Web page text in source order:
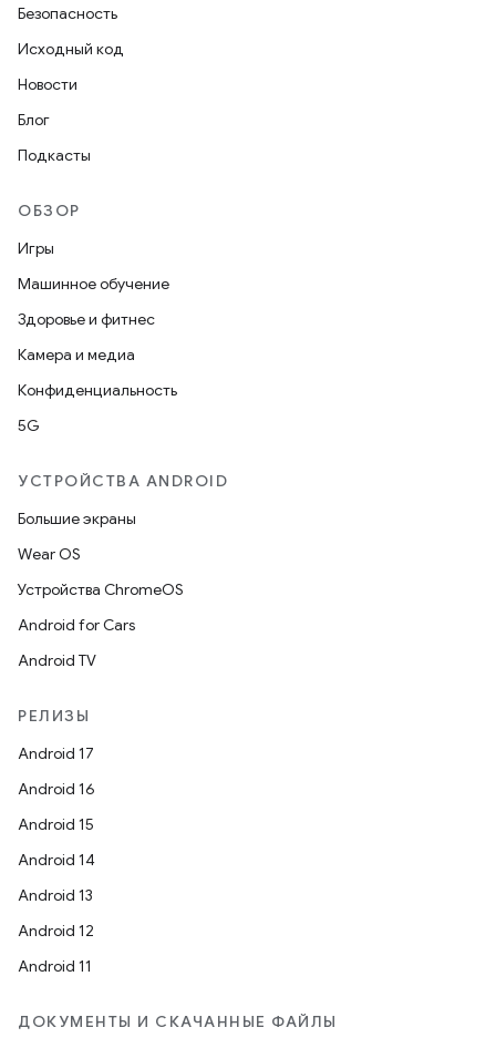
Безопасность
Исходный код
Новости
Блог
Подкасты
ОБЗОР
Игры
Машинное обучение
Здоровье и фитнес
Камера и медиа
Конфиденциальность
5G
УСТРОЙСТВА ANDROID
Большие экраны
Wear OS
Устройства ChromeOS
Android for Cars
Android TV
РЕЛИЗЫ
Android 17
Android 16
Android 15
Android 14
Android 13
Android 12
Android 11
ДОКУМЕНТЫ И СКАЧАННЫЕ ФАЙЛЫ